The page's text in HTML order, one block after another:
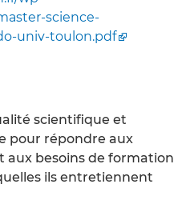
science-
univ-toulon.pdf
scientifique et
pour répondre aux
besoins de formation
ils entretiennent